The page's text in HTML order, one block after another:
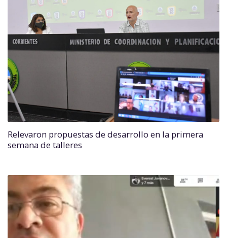
Relevaron propuestas de desarrollo en la primera
semana de talleres